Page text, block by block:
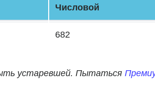
Числовой
682
устаревшей. Пытаться